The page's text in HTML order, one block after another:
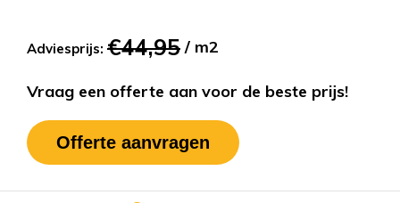
Adviesprijs: €44,95 / m2
Vraag een offerte aan voor de beste prijs!
Offerte aanvragen